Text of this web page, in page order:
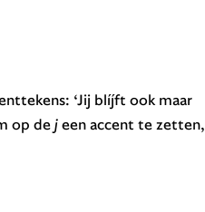
‘Jij blíjft ook maar
op dejeen accent te zetten,